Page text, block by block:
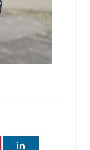
LinkedIn